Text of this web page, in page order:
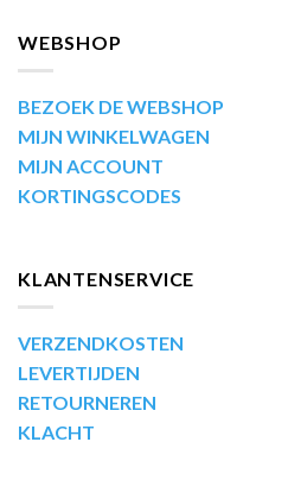
WEBSHOP
BEZOEK DE WEBSHOP
MIJN WINKELWAGEN
MIJN ACCOUNT
KORTINGSCODES
KLANTENSERVICE
VERZENDKOSTEN
LEVERTIJDEN
RETOURNEREN
KLACHT